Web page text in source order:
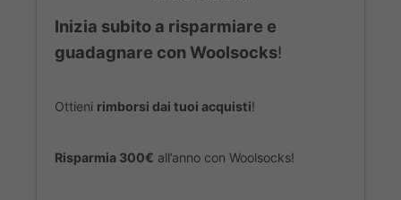
Inizia subito a risparmiare e
guadagnare con Woolsocks!
Ottieni rimborsi dai tuoi acquisti!
Risparmia 300€ all’anno con Woolsocks!